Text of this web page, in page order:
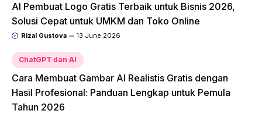
AI Pembuat Logo Gratis Terbaik untuk Bisnis 2026,
Solusi Cepat untuk UMKM dan Toko Online
Rizal Gustova 13 June 2026
ChatGPT dan AI
Cara Membuat Gambar AI Realistis Gratis dengan
Hasil Profesional: Panduan Lengkap untuk Pemula
Tahun 2026